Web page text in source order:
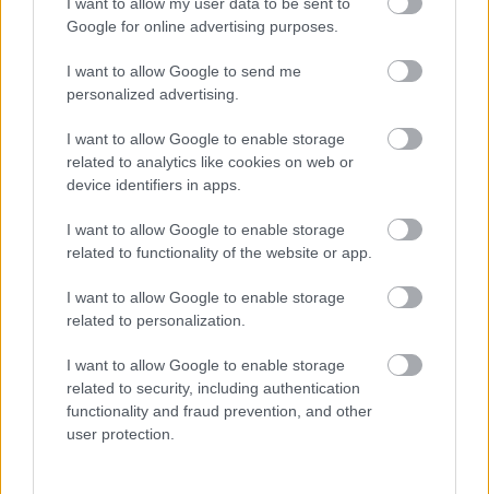
Google for online advertising purposes.
I want to allow Google to send me
personalized advertising.
I want to allow Google to enable storage
related to analytics like cookies on web or
device identifiers in apps.
I want to allow Google to enable storage
related to functionality of the website or app.
I want to allow Google to enable storage
related to personalization.
I want to allow Google to enable storage
related to security, including authentication
functionality and fraud prevention, and other
user protection.